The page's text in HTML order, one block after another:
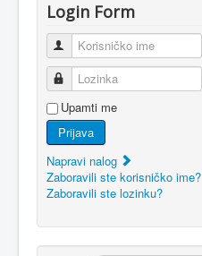
Login Form
Korisničko ime
Lozinka
Upamti me
Prijava
Napravi nalog
Zaboravili ste korisničko ime?
Zaboravili ste lozinku?